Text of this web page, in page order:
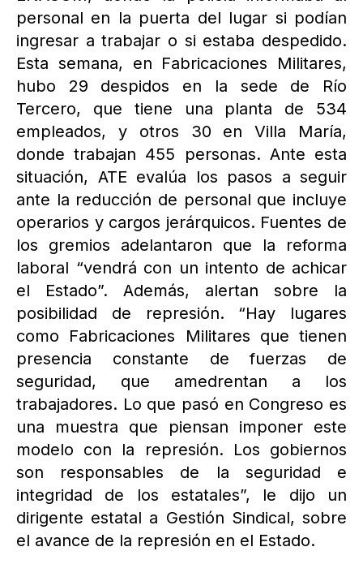
personal en la puerta del lugar si podían
ingresar a trabajar o si estaba despedido.
Esta semana, en Fabricaciones Militares,
hubo 29 despidos en la sede de Río
Tercero, que tiene una planta de 534
empleados, y otros 30 en Villa María,
donde trabajan 455 personas. Ante esta
situación, ATE evalúa los pasos a seguir
ante la reducción de personal que incluye
operarios y cargos jerárquicos. Fuentes de
los gremios adelantaron que la reforma
laboral “vendrá con un intento de achicar
el Estado”. Además, alertan sobre la
posibilidad de represión. “Hay lugares
como Fabricaciones Militares que tienen
presencia constante de fuerzas de
seguridad, que amedrentan a los
trabajadores. Lo que pasó en Congreso es
una muestra que piensan imponer este
modelo con la represión. Los gobiernos
son responsables de la seguridad e
integridad de los estatales”, le dijo un
dirigente estatal a Gestión Sindical, sobre
el avance de la represión en el Estado.